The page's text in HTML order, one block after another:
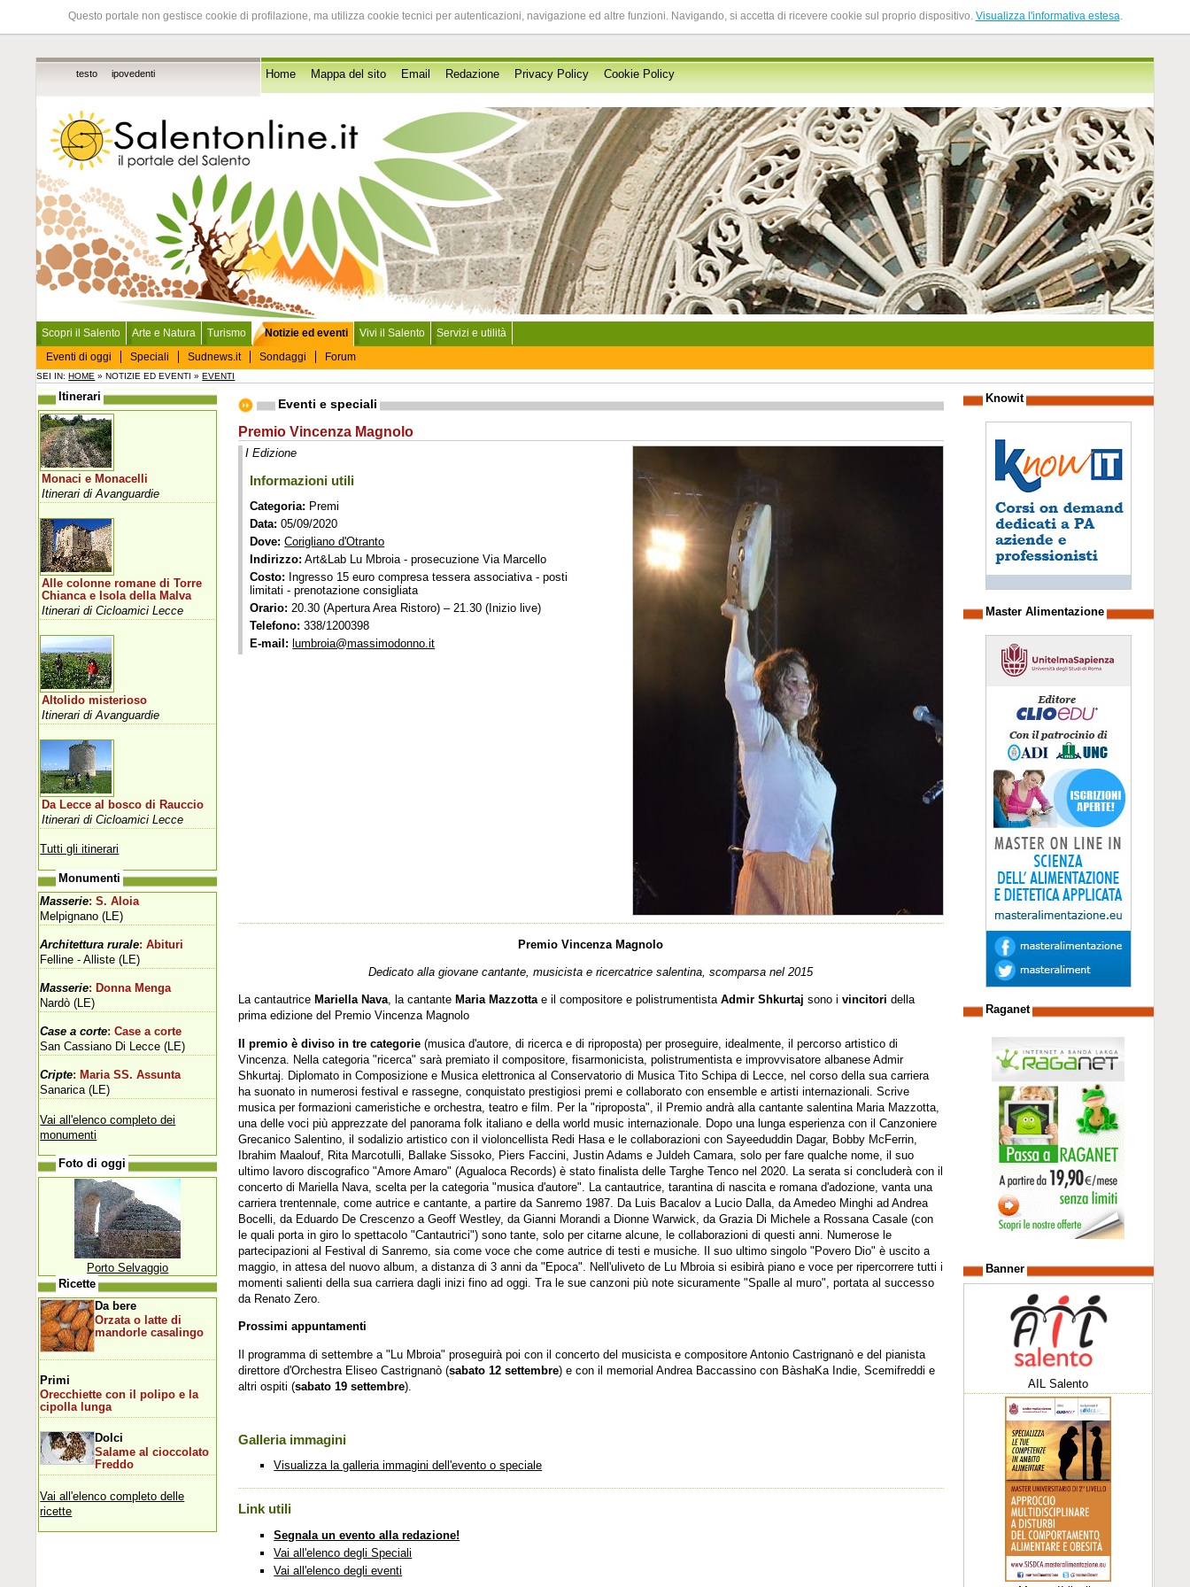
Questo portale non gestisce cookie di profilazione, ma utilizza cookie tecnici per autenticazioni, navigazione ed altre funzioni. Navigando, si accetta di ricevere cookie sul proprio dispositivo. Visualizza l'informativa estesa.
testo ipovedenti Home Mappa del sito Email Redazione Privacy Policy Cookie Policy
Scopri il Salento Arte e Natura Turismo
Notizie ed eventi
Eventi di oggi
Speciali Sudnews.it Sondaggi Forum
Vivi il Salento Servizi e utilità
SEI IN:HOME » NOTIZIE ED EVENTI »EVENTI
Eventi e speciali
Premio Vincenza Magnolo
I Edizione
Informazioni utili
Categoria: Premi
Data: 05/09/2020
Dove: Corigliano d'Otranto
Indirizzo: Art&Lab Lu Mbroia - prosecuzione Via Marcello
Costo: Ingresso 15 euro compresa tessera associativa - posti
limitati - prenotazione consigliata
Orario: 20.30 (Apertura Area Ristoro) – 21.30 (Inizio live)
Telefono: 338/1200398
E-mail: lumbroia@massimodonno.it
Premio Vincenza Magnolo
Dedicato alla giovane cantante, musicista e ricercatrice salentina, scomparsa nel 2015
La cantautrice Mariella Nava, la cantante Maria Mazzottae il compositore e polistrumentistaAdmir Shkurtaj sono i vincitori della
prima edizione del Premio Vincenza Magnolo
Il premio è diviso in tre categorie (musica d'autore, di ricerca e di riproposta) per proseguire, idealmente, il percorso artistico di
Vincenza. Nella categoria "ricerca" sarà premiato il compositore, fisarmonicista, polistrumentista e improvvisatore albanese Admir
Shkurtaj. Diplomato in Composizione e Musica elettronica al Conservatorio di Musica Tito Schipa di Lecce, nel corso della sua carriera
ha suonato in numerosi festival e rassegne, conquistato prestigiosi premi e collaborato con ensemble e artisti internazionali. Scrive
musica per formazioni cameristiche e orchestra, teatro e film. Per la "riproposta", il Premio andrà alla cantante salentina Maria Mazzotta,
una delle voci più apprezzate del panorama folk italiano e della world music internazionale. Dopo una lunga esperienza con il Canzoniere
Grecanico Salentino, il sodalizio artistico con il violoncellista Redi Hasa e le collaborazioni con Sayeeduddin Dagar, Bobby McFerrin,
Ibrahim Maalouf, Rita Marcotulli, Ballake Sissoko, Piers Faccini, Justin Adams e Juldeh Camara, solo per fare qualche nome, il suo
ultimo lavoro discografico "Amore Amaro" (Agualoca Records) è stato finalista delle Targhe Tenco nel 2020. La serata si concluderà con il
concerto di Mariella Nava, scelta per la categoria "musica d'autore". La cantautrice, tarantina di nascita e romana d'adozione, vanta una
carriera trentennale, come autrice e cantante, a partire da Sanremo 1987. Da Luis Bacalov a Lucio Dalla, da Amedeo Minghi ad Andrea
Bocelli, da Eduardo De Crescenzo a Geoff Westley, da Gianni Morandi a Dionne Warwick, da Grazia Di Michele a Rossana Casale (con
le quali porta in giro lo spettacolo "Cantautrici") sono tante, solo per citarne alcune, le collaborazioni di questi anni. Numerose le
partecipazioni al Festival di Sanremo, sia come voce che come autrice di testi e musiche. Il suo ultimo singolo "Povero Dio" è uscito a
maggio, in attesa del nuovo album, a distanza di 3 anni da "Epoca". Nell'uliveto de Lu Mbroia si esibirà piano e voce per ripercorrere tutti i
momenti salienti della sua carriera dagli inizi fino ad oggi. Tra le sue canzoni più note sicuramente "Spalle al muro", portata al successo
da Renato Zero.
Prossimi appuntamenti
Il programma di settembre a "Lu Mbroia" proseguirà poi con il concerto del musicista e compositore Antonio Castrignanò e del pianista
direttore d'Orchestra Eliseo Castrignanò (sabato 12 settembre) e con il memorial Andrea Baccassino con BàshaKa Indie, Scemifreddi e
altri ospiti (sabato 19 settembre).
Galleria immagini
Visualizza la galleria immagini dell'evento o speciale
Link utili
Segnala un evento alla redazione!
Vai all'elenco degli Speciali
Vai all'elenco degli eventi
Itinerari
Monaci e Monacelli
Itinerari di Avanguardie
Alle colonne romane di Torre
Chianca e Isola della Malva
Itinerari di Cicloamici Lecce
Altolido misterioso
Itinerari di Avanguardie
Da Lecce al bosco di Rauccio
Itinerari di Cicloamici Lecce
Tutti gli itinerari
Monumenti
Masserie: S. Aloia
Melpignano (LE)
Architettura rurale: Abituri
Felline - Alliste (LE)
Masserie: Donna Menga
Nardò (LE)
Case a corte: Case a corte
San Cassiano Di Lecce (LE)
Cripte: Maria SS. Assunta
Sanarica (LE)
Vai all'elenco completo dei
monumenti
Foto di oggi
Porto Selvaggio
Ricette
Da bere
Orzata o latte di
mandorle casalingo
Primi
Orecchiette con il polipo e la
cipolla lunga
Dolci
Salame al cioccolato
Freddo
Vai all'elenco completo delle
ricette
Knowit
Master Alimentazione
Raganet
Banner
AIL Salento